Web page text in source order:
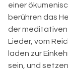
einer
berühren das
der
Lieder, vom
laden zur
sein, und